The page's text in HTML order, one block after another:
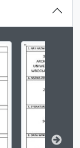
will